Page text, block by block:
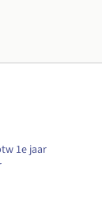
1e jaar